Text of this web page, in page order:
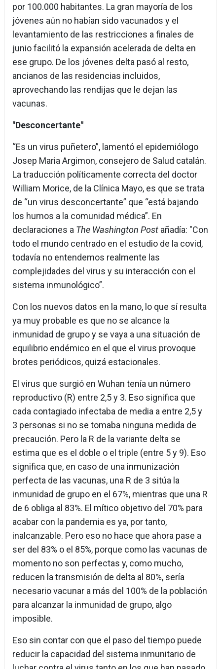
por 100.000 habitantes. La gran mayoría de los
jóvenes aún no habían sido vacunados y el
levantamiento de las restricciones a finales de
junio facilitó la expansión acelerada de delta en
ese grupo. De los jóvenes delta pasó al resto,
ancianos de las residencias incluidos,
aprovechando las rendijas que le dejan las
vacunas.
"Desconcertante"
“Es un virus puñetero”, lamentó el epidemiólogo
Josep Maria Argimon, consejero de Salud catalán.
La traducción políticamente correcta del doctor
William Morice, de la Clínica Mayo, es que se trata
de “un virus desconcertante” que “está bajando
los humos a la comunidad médica”. En
declaraciones a The Washington Post añadía: "Con
todo el mundo centrado en el estudio de la covid,
todavía no entendemos realmente las
complejidades del virus y su interacción con el
sistema inmunológico”.
Con los nuevos datos en la mano, lo que sí resulta
ya muy probable es que no se alcance la
inmunidad de grupo y se vaya a una situación de
equilibrio endémico en el que el virus provoque
brotes periódicos, quizá estacionales.
El virus que surgió en Wuhan tenía un número
reproductivo (R) entre 2,5 y 3. Eso significa que
cada contagiado infectaba de media a entre 2,5 y
3 personas si no se tomaba ninguna medida de
precaución. Pero la R de la variante delta se
estima que es el doble o el triple (entre 5 y 9). Eso
significa que, en caso de una inmunización
perfecta de las vacunas, una R de 3 sitúa la
inmunidad de grupo en el 67%, mientras que una R
de 6 obliga al 83%. El mítico objetivo del 70% para
acabar con la pandemia es ya, por tanto,
inalcanzable. Pero eso no hace que ahora pase a
ser del 83% o el 85%, porque como las vacunas de
momento no son perfectas y, como mucho,
reducen la transmisión de delta al 80%, sería
necesario vacunar a más del 100% de la población
para alcanzar la inmunidad de grupo, algo
imposible.
Eso sin contar con que el paso del tiempo puede
reducir la capacidad del sistema inmunitario de